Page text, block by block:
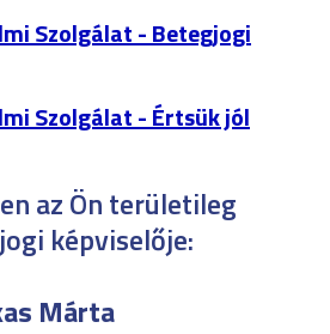
Szolgálat - Betegjogi
Szolgálat - Értsük jól
az Ön területileg
képviselője:
Márta